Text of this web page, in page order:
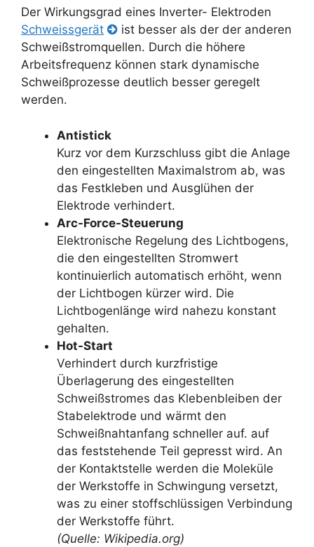
Der Wirkungsgrad eines Inverter- Elektroden
Schweissgerät
ist besser als der der anderen
Schweißstromquellen. Durch die höhere
Arbeitsfrequenz können stark dynamische
Schweißprozesse deutlich besser geregelt
werden.
Antistick
Kurz vor dem Kurzschluss gibt die Anlage
den eingestellten Maximalstrom ab, was
das Festkleben und Ausglühen der
Elektrode verhindert.
Arc-Force-Steuerung
Elektronische Regelung des Lichtbogens,
die den eingestellten Stromwert
kontinuierlich automatisch erhöht, wenn
der Lichtbogen kürzer wird. Die
Lichtbogenlänge wird nahezu konstant
gehalten.
Hot-Start
Verhindert durch kurzfristige
Überlagerung des eingestellten
Schweißstromes das Klebenbleiben der
Stabelektrode und wärmt den
Schweißnahtanfang schneller auf. auf
das feststehende Teil gepresst wird. An
der Kontaktstelle werden die Moleküle
der Werkstoffe in Schwingung versetzt,
was zu einer stoffschlüssigen Verbindung
der Werkstoffe führt.
(Quelle: Wikipedia.org)